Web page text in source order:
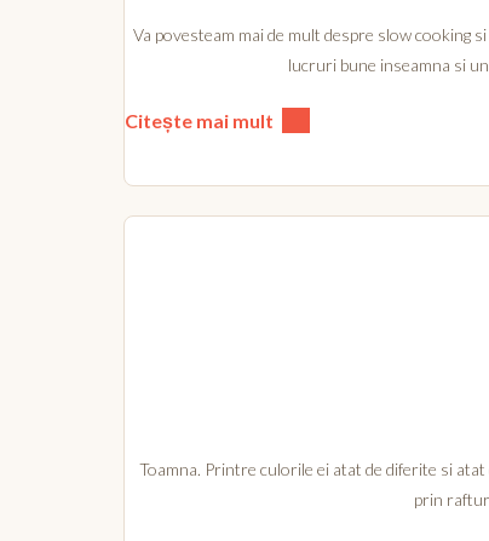
Va povesteam mai de mult despre slow cooking
lucruri bune inseamna si
Citește mai mult
Toamna. Printre culorile ei atat de diferite si atat
prin